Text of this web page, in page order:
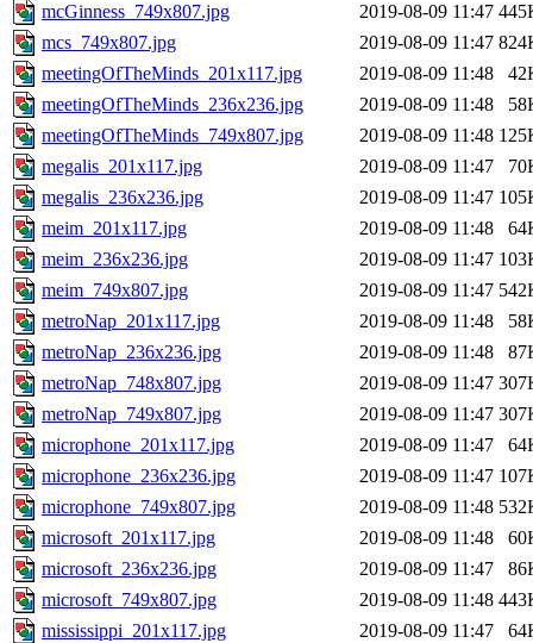
mcGinness_749x807.jpg
2019-08-09 11:47
mcs_749x807.jpg
2019-08-09 11:47
meetingOfTheMinds_201x117.jpg
2019-08-09 11:48
meetingOfTheMinds_236x236.jpg
2019-08-09 11:48
meetingOfTheMinds_749x807.jpg
2019-08-09 11:48
megalis_201x117.jpg
2019-08-09 11:47
megalis_236x236.jpg
2019-08-09 11:47
meim_201x117.jpg
2019-08-09 11:48
meim_236x236.jpg
2019-08-09 11:47
meim_749x807.jpg
2019-08-09 11:47
metroNap_201x117.jpg
2019-08-09 11:48
metroNap_236x236.jpg
2019-08-09 11:48
metroNap_748x807.jpg
2019-08-09 11:47
metroNap_749x807.jpg
2019-08-09 11:47
microphone_201x117.jpg
2019-08-09 11:47
microphone_236x236.jpg
2019-08-09 11:47
microphone_749x807.jpg
2019-08-09 11:48
microsoft_201x117.jpg
2019-08-09 11:48
microsoft_236x236.jpg
2019-08-09 11:47
microsoft_749x807.jpg
2019-08-09 11:48
mississippi_201x117.jpg
2019-08-09 11:47